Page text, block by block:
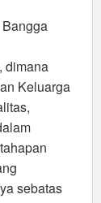
dimana
Keluarga
sebatas